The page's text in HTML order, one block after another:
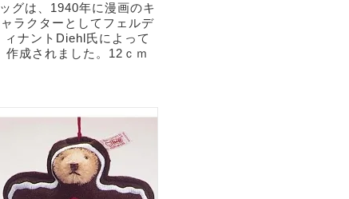
ッグは、1940年に漫画のキ
ャラクターとしてフェルデ
ィナントDiehl氏によって
作成されました。12ｃｍ